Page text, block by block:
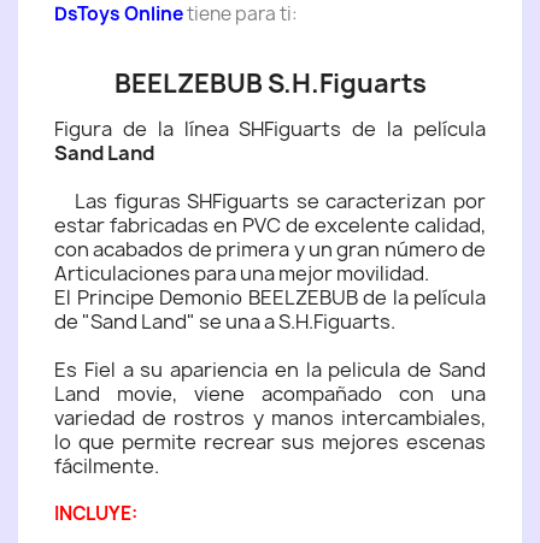
DsToys Onlinetiene para ti:
BEELZEBUB S.H.Figuarts
Figura de la línea SHFiguarts de la película
Sand Land
Las figuras SHFiguarts se caracterizan por
estar fabricadas en PVC de excelente calidad,
con acabados de primera y un gran número de
Articulaciones para una mejor movilidad.
El Principe Demonio BEELZEBUB de la película
de "Sand Land" se una a S.H.Figuarts.
Es Fiel a su apariencia en la pelicula de Sand
Land movie, viene acompañado con una
variedad de rostros y manos intercambiales,
lo que permite recrear sus mejores escenas
fácilmente.
INCLUYE: